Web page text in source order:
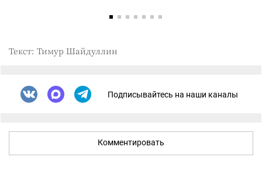
Текст: Тимур Шайдуллин
Подписывайтесь на наши каналы
Комментировать